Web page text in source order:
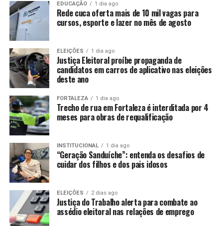
EDUCAÇÃO 1 dia ago
Rede cuca oferta mais de 10 mil vagas para
cursos, esporte e lazer no mês de agosto
ELEIÇÕES 1 dia ago
Justiça Eleitoral proíbe propaganda de
candidatos em carros de aplicativo nas eleições
deste ano
FORTALEZA 1 dia ago
Trecho de rua em Fortaleza é interditada por 4
meses para obras de requalificação
INSTITUCIONAL 1 dia ago
“Geração Sanduíche”: entenda os desafios de
cuidar dos filhos e dos pais idosos
ELEIÇÕES 2 dias ago
Justiça do Trabalho alerta para combate ao
assédio eleitoral nas relações de emprego